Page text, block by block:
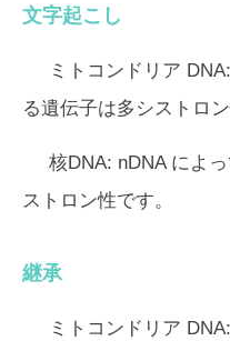
文字起こし
ミトコンドリア DNA:
る遺伝子は多シストロン
核DNA: nDNA によ
ストロン性です。
継承
ミトコンドリア DNA: